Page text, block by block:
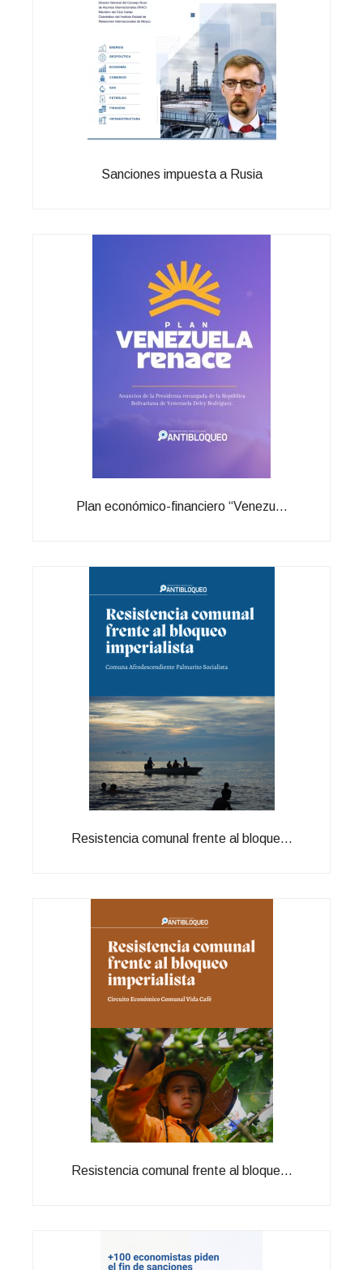
Sanciones impuesta a Rusia
Plan económico-financiero “Venezu...
Resistencia comunal frente al bloque...
Resistencia comunal frente al bloque...